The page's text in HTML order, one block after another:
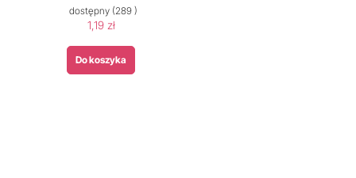
dostępny(289 )
1,19 zł
Do koszyka